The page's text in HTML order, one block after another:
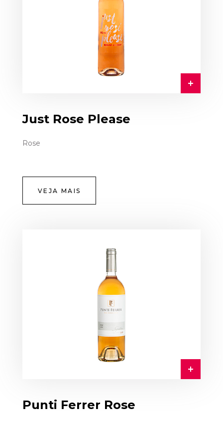
Just Rose Please
Rose
VEJA MAIS
Punti Ferrer Rose